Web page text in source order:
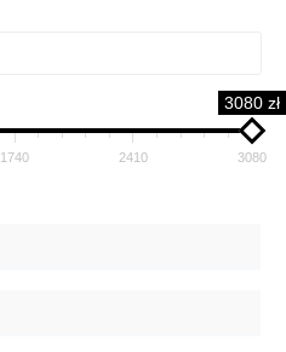
3080 zł
1740 2410 3080